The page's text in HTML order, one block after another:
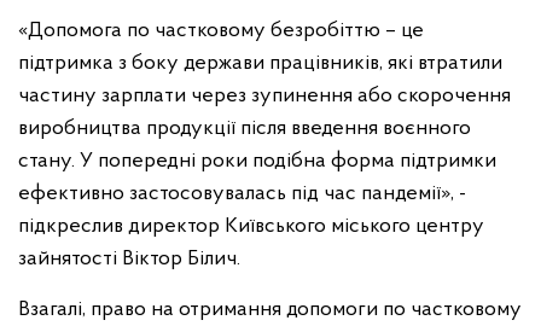
«Допомога по частковому безробіттю – це
підтримка з боку держави працівників, які втратили
частину зарплати через зупинення або скорочення
виробництва продукції після введення воєнного
стану. У попередні роки подібна форма підтримки
ефективно застосовувалась під час пандемії», -
підкреслив директор Київського міського центру
зайнятості Віктор Білич.
Взагалі, право на отримання допомоги по частковому